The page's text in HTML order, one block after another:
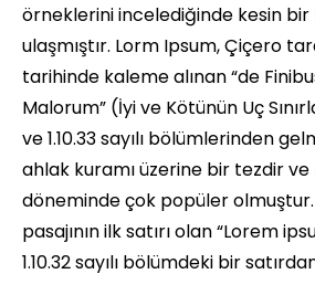
örneklerini incelediğinde kesin
ulaşmıştır. Lorm Ipsum, Çiçero
tarihinde kaleme alınan “de
Malorum” (İyi ve Kötünün Uç
ve 1.10.33 sayılı bölümlerinden
ahlak kuramı üzerine bir tezdir ve
döneminde çok popüler
pasajının ilk satırı olan “Lorem
1.10.32 sayılı bölümdeki bir